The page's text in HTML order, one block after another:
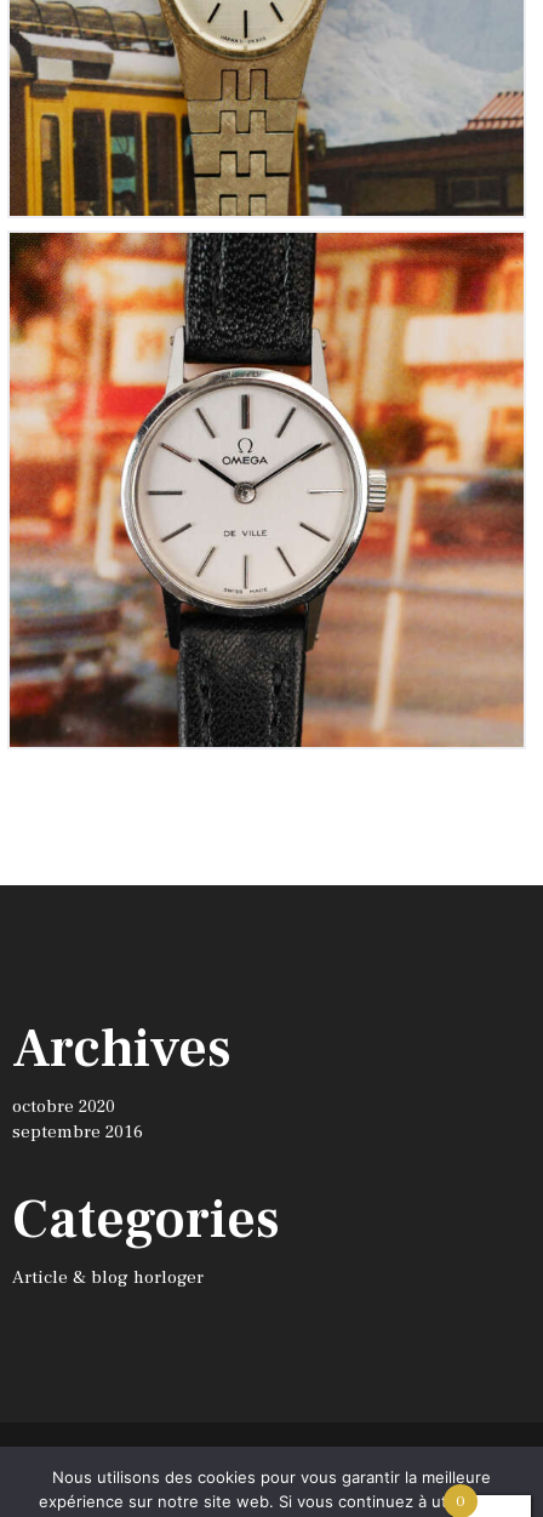
OMEGA De Ville 511.03711 « mini-montre cocktail »
pour femme (Vintage 1980)
860 00€
Archives
octobre 2020
septembre 2016
Categories
Article & blog horloger
Café Noir © 2026. Tous droits réservés.
0
Nous utilisons des cookies pour vous garantir la meilleure
expérience sur notre site web. Si vous continuez à utiliser ce